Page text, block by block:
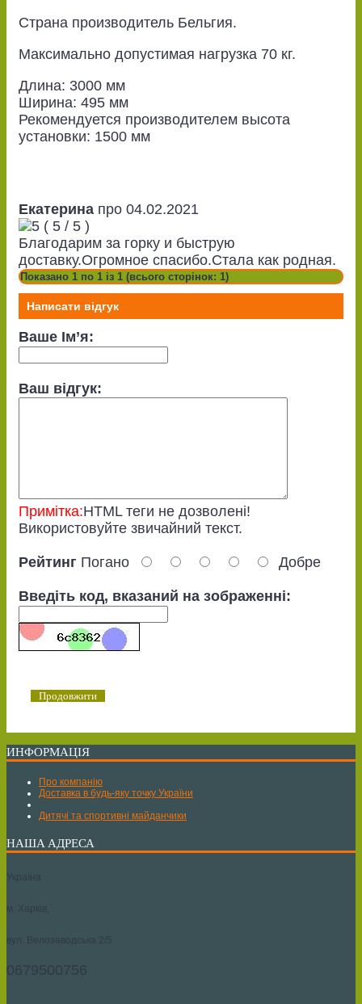
Страна производитель Бельгия.
Максимально допустимая нагрузка 70 кг.
Длина: 3000 мм
Ширина: 495 мм
Рекомендуется производителем высота
установки: 1500 мм
Екатерина про 04.02.2021
( 5 / 5 )
Благодарим за горку и быструю
доставку.Огромное спасибо.Стала как родная.
Показано 1 по 1 із 1 (всього сторінок: 1)
Написати відгук
Ваше Ім’я:
Ваш відгук:
Примітка:HTML теги не дозволені!
Використовуйте звичайний текст.
Рейтинг Погано Добре
Введіть код, вказаний на зображенні:
Продовжити
ИНФОРМАЦІЯ
Про компанію
Доставка в будь-яку точку України
Дитячі та спортивні майданчики
НАША АДРЕСА
Україна
м. Харків,
вул. Велозаводська 2/5
0679500756